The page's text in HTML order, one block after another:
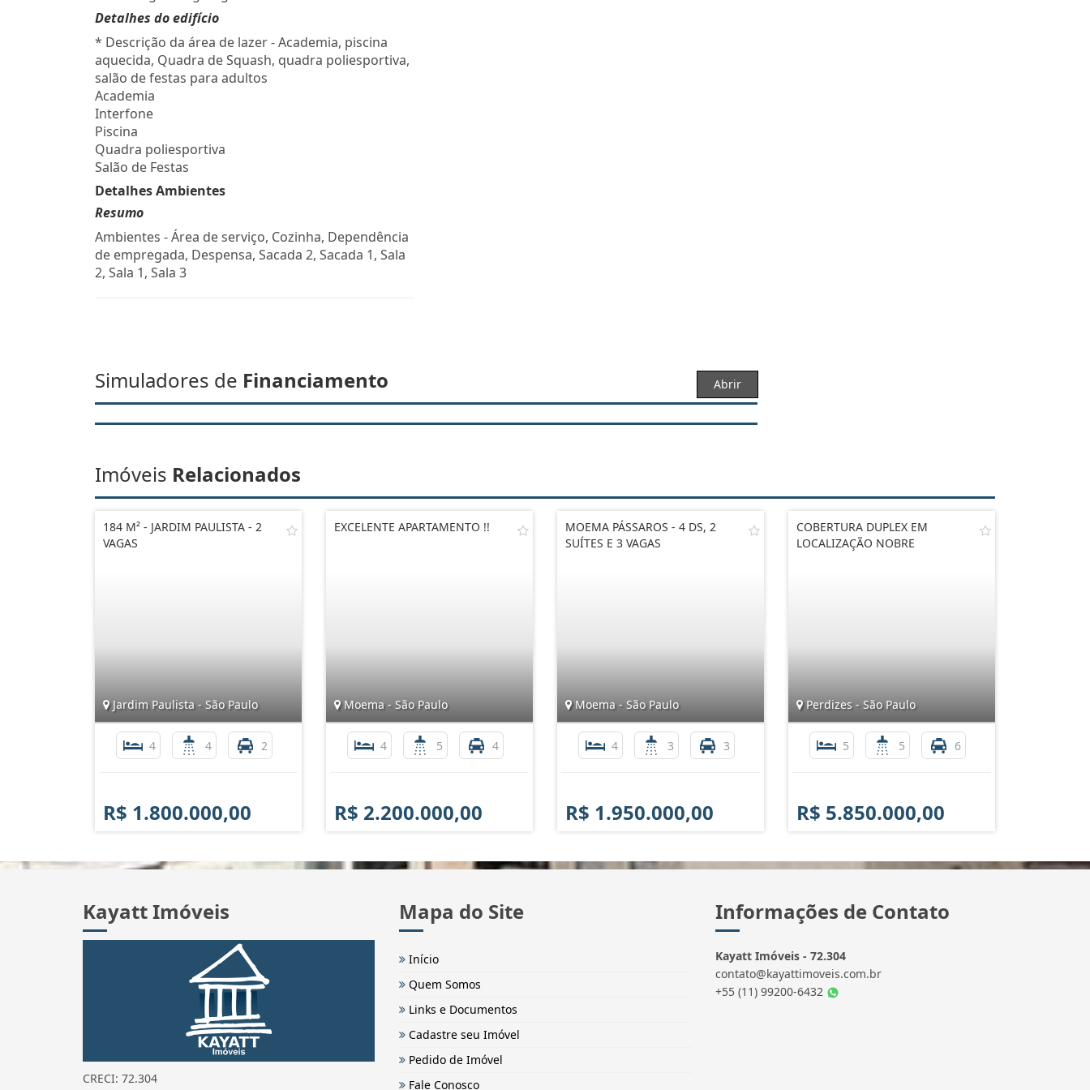
Detalhes do edifício
* Descrição da área de lazer - Academia, piscina
aquecida, Quadra de Squash, quadra poliesportiva,
salão de festas para adultos
Academia
Interfone
Piscina
Quadra poliesportiva
Salão de Festas
Detalhes Ambientes
Resumo
Ambientes - Área de serviço, Cozinha, Dependência
de empregada, Despensa, Sacada 2, Sacada 1, Sala
2, Sala 1, Sala 3
Simuladores de Financiamento Abrir
Imóveis Relacionados
184 M² - JARDIM PAULISTA - 2
VAGAS
Jardim Paulista - São Paulo
4 4 2
R$ 1.800.000,00
EXCELENTE APARTAMENTO !!
Moema - São Paulo
4 5 4
R$ 2.200.000,00
MOEMA PÁSSAROS - 4 DS, 2
SUÍTES E 3 VAGAS
Moema - São Paulo
4 3 3
R$ 1.950.000,00
COBERTURA DUPLEX EM
LOCALIZAÇÃO NOBRE
Perdizes - São Paulo
5 5 6
R$ 5.850.000,00
Kayatt Imóveis
CRECI: 72.304
Mapa do Site
Início
Quem Somos
Links e Documentos
Cadastre seu Imóvel
Pedido de Imóvel
Fale Conosco
Informações de Contato
Kayatt Imóveis - 72.304
contato@kayattimoveis.com.br
+55 (11) 99200-6432